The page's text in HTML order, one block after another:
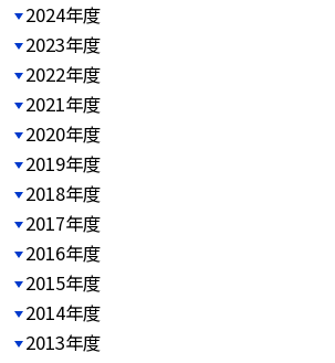
2024年度
2023年度
2022年度
2021年度
2020年度
2019年度
2018年度
2017年度
2016年度
2015年度
2014年度
2013年度